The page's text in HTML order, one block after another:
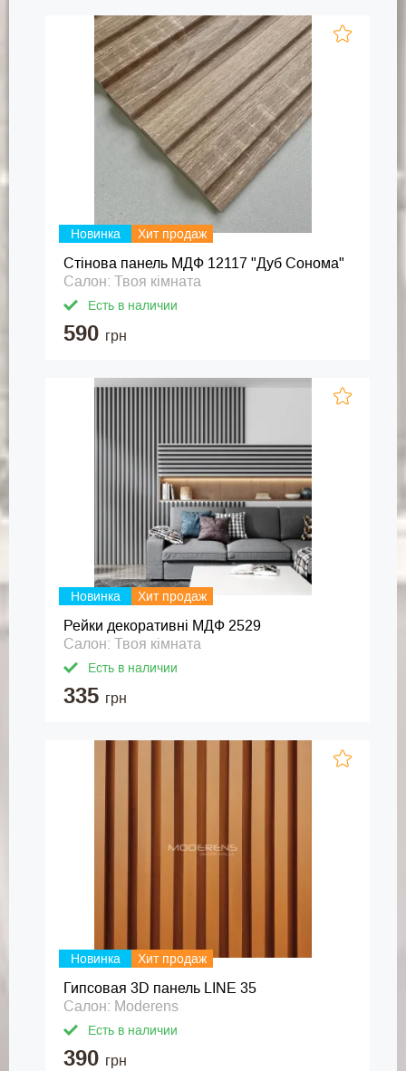
Новинка Хит продаж
Стінова панель МДФ 12117 "Дуб Сонома"
Салон: Твоя кімната
Есть в наличии
590 грн
Новинка Хит продаж
Рейки декоративні МДФ 2529
Салон: Твоя кімната
Есть в наличии
335 грн
Новинка Хит продаж
Гипсовая 3D панель LINE 35
Салон: Moderens
Есть в наличии
390 грн